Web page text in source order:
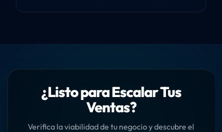
¿Listo para Escalar Tus
Ventas?
Verifica la viabilidad de tu negocio y descubre el